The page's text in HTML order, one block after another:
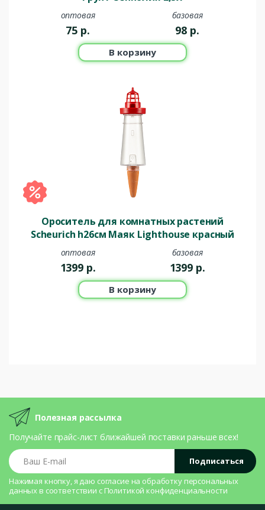
оптовая
75 р.
базовая
98 р.
В корзину
Ороситель для комнатных растений
Scheurich h26см Маяк Lighthouse красный
оптовая
1399 р.
базовая
1399 р.
В корзину
Полезная рассылка
Получайте прайс-лист ближайшей поставки раньше всех!
Ваш E-mail
Подписаться
Нажимая кнопку, я даю согласие на обработку персональных
данных в соответствии с Политикой конфиденциальности